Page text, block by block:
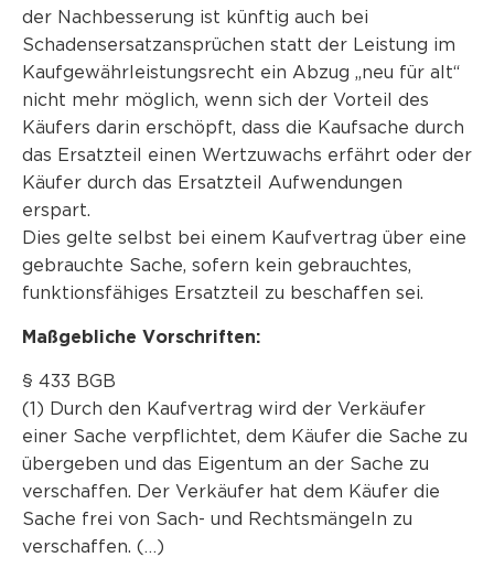
der Nachbesserung ist künftig auch bei
Schadensersatzansprüchen statt der Leistung im
Kaufgewährleistungsrecht ein Abzug „neu für alt“
nicht mehr möglich, wenn sich der Vorteil des
Käufers darin erschöpft, dass die Kaufsache durch
das Ersatzteil einen Wertzuwachs erfährt oder der
Käufer durch das Ersatzteil Aufwendungen
erspart.
Dies gelte selbst bei einem Kaufvertrag über eine
gebrauchte Sache, sofern kein gebrauchtes,
funktionsfähiges Ersatzteil zu beschaffen sei.
Maßgebliche Vorschriften:
§ 433 BGB
(1) Durch den Kaufvertrag wird der Verkäufer
einer Sache verpflichtet, dem Käufer die Sache zu
übergeben und das Eigentum an der Sache zu
verschaffen. Der Verkäufer hat dem Käufer die
Sache frei von Sach- und Rechtsmängeln zu
verschaffen. (…)